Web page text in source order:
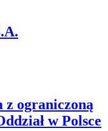
z ograniczoną
w Polsce